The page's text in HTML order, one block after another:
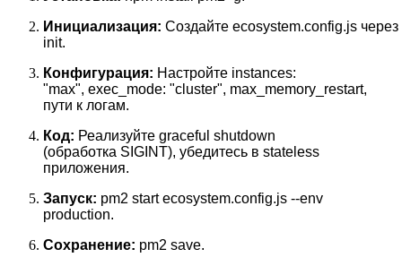
Инициализация: Создайте ecosystem.config.js через
init.
Конфигурация: Настройте instances:
"max", exec_mode: "cluster", max_memory_restart,
пути к логам.
Код: Реализуйте graceful shutdown
(обработка SIGINT), убедитесь в stateless
приложения.
Запуск: pm2 start ecosystem.config.js --env
production.
Сохранение: pm2 save.